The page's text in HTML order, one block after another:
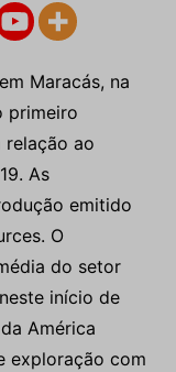
Maracás, na
primeiro
ao
As
emitido
O
do setor
início de
América
exploração com